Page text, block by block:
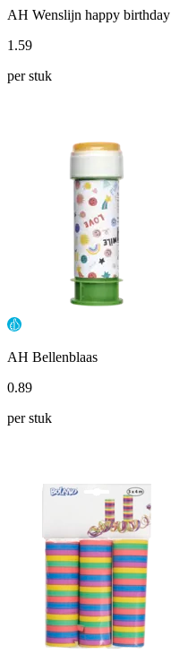
AH Wenslijn happy birthday
1 .59
per stuk
AH Bellenblaas
0.89
per stuk